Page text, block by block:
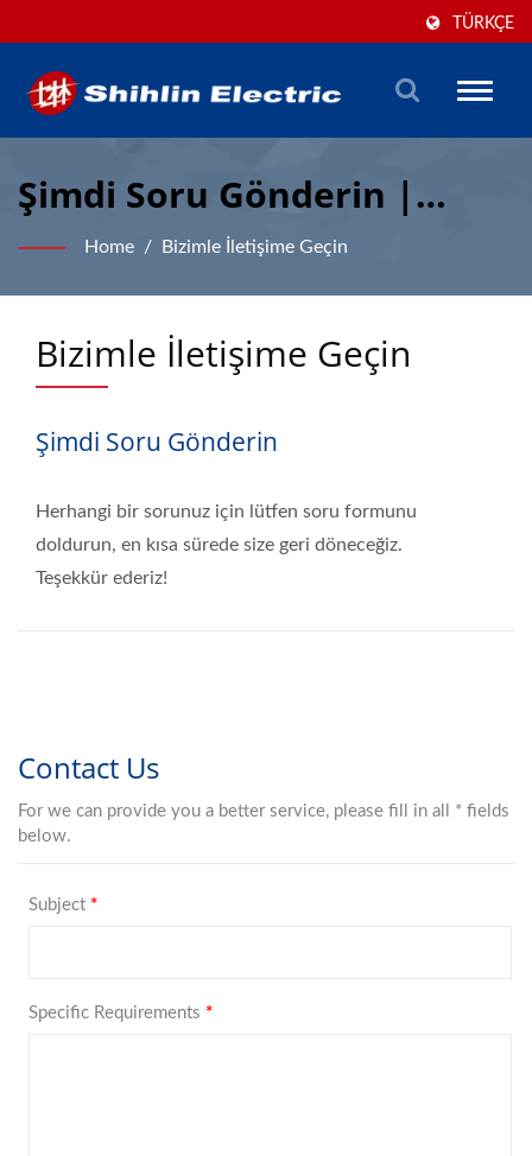
TÜRKÇE
Toggle
Şimdi Soru Gönderin |
Alçak Voltaj & Otomasyon
Home / Bizimle İletişime Geçin
Bizimle İletişime Geçin
Şimdi Soru Gönderin
Herhangi bir sorunuz için lütfen soru formunu
doldurun, en kısa sürede size geri döneceğiz.
Teşekkür ederiz!